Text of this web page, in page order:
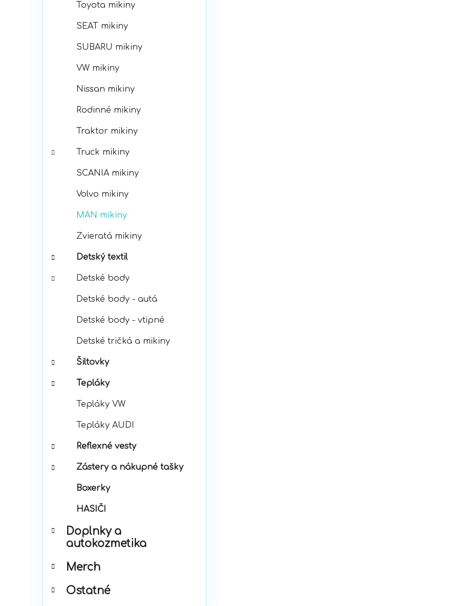
Toyota mikiny
SEAT mikiny
SUBARU mikiny
VW mikiny
Nissan mikiny
Rodinné mikiny
Traktor mikiny
Truck mikiny
SCANIA mikiny
Volvo mikiny
MAN mikiny
Zvieratá mikiny
Detský textil
Detské body
Detské body - autá
Detské body - vtipné
Detské tričká a mikiny
Šiltovky
Tepláky
Tepláky VW
Tepláky AUDI
Reflexné vesty
Zástery a nákupné tašky
Boxerky
HASIČI
Doplnky a
autokozmetika
Merch
Ostatné